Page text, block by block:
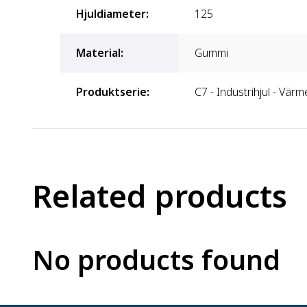
Hjuldiameter: 125
Material: Gummi
Produktserie: C7 - Industrihjul -
Related products
No products found